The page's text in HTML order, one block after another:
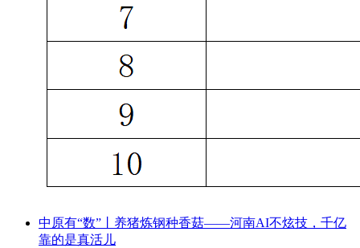
中原有“数”丨养猪炼钢种香菇——河南AI不炫技，千亿
靠的是真活儿